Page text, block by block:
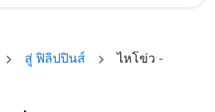
สู่ ฟิลิปปินส์
ไหโข่ว -